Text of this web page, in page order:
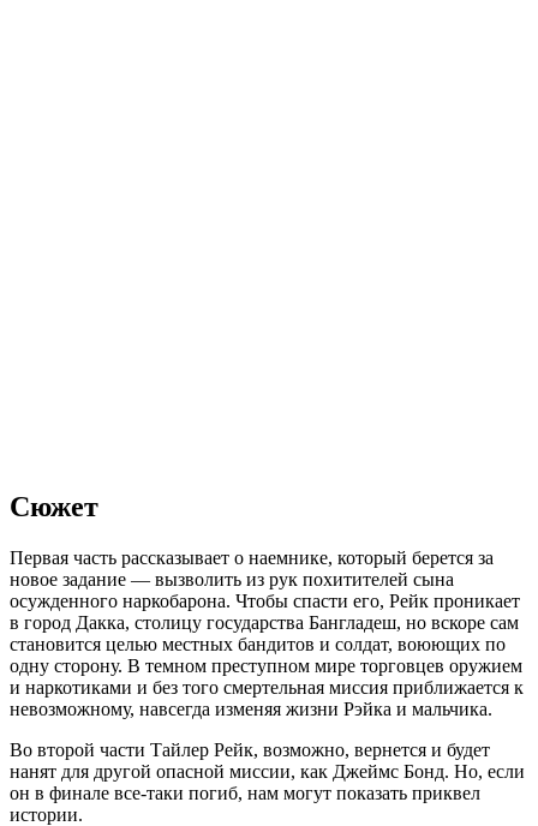
Сюжет
Первая часть рассказывает о наемнике, который берется за
новое задание — вызволить из рук похитителей сына
осужденного наркобарона. Чтобы спасти его, Рейк проникает
в город Дакка, столицу государства Бангладеш, но вскоре сам
становится целью местных бандитов и солдат, воюющих по
одну сторону. В темном преступном мире торговцев оружием
и наркотиками и без того смертельная миссия приближается к
невозможному, навсегда изменяя жизни Рэйка и мальчика.
Во второй части Тайлер Рейк, возможно, вернется и будет
нанят для другой опасной миссии, как Джеймс Бонд. Но, если
он в финале все-таки погиб, нам могут показать приквел
истории.